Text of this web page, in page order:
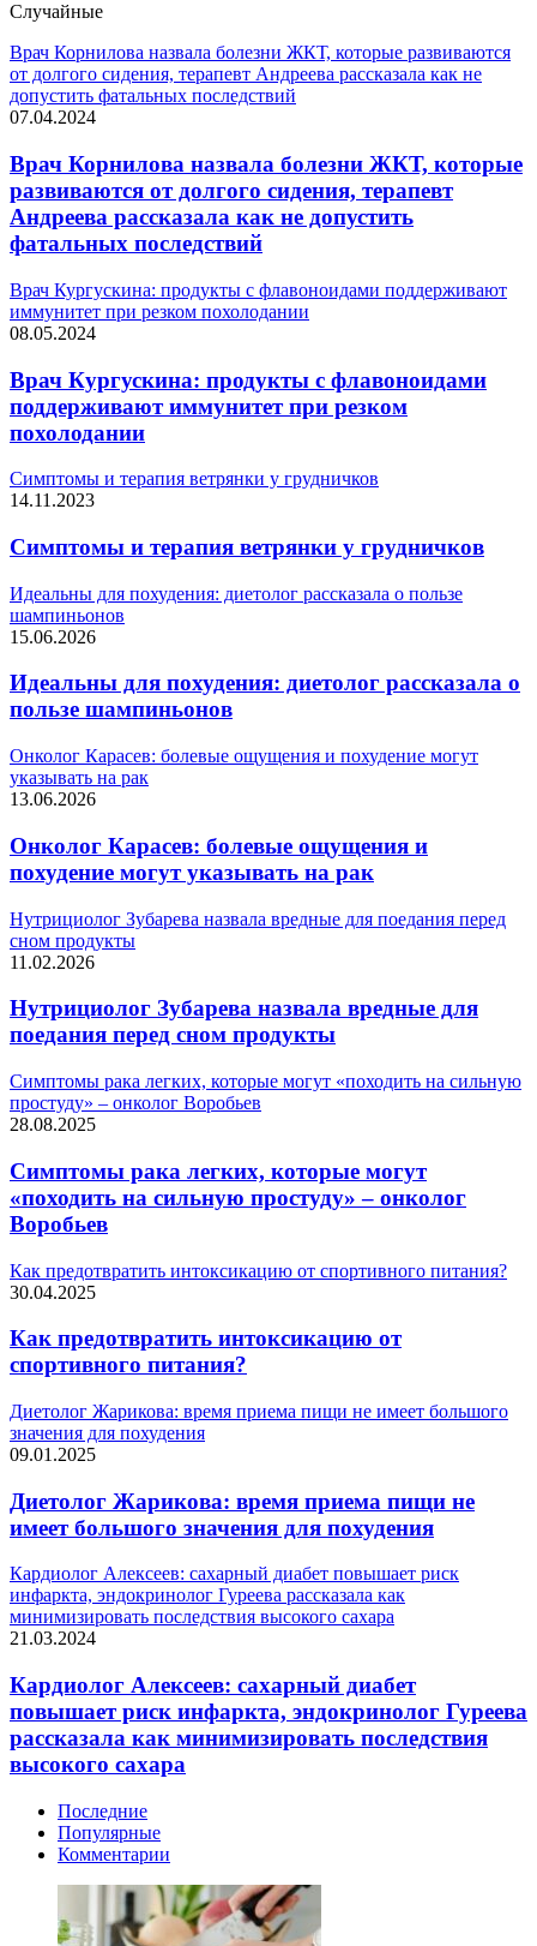
Случайные
Врач Корнилова назвала болезни ЖКТ, которые развиваются
от долгого сидения, терапевт Андреева рассказала как не
допустить фатальных последствий
07.04.2024
Врач Корнилова назвала болезни ЖКТ, которые
развиваются от долгого сидения, терапевт
Андреева рассказала как не допустить
фатальных последствий
Врач Кургускина: продукты с флавоноидами поддерживают
иммунитет при резком похолодании
08.05.2024
Врач Кургускина: продукты с флавоноидами
поддерживают иммунитет при резком
похолодании
Симптомы и терапия ветрянки у грудничков
14.11.2023
Симптомы и терапия ветрянки у грудничков
Идеальны для похудения: диетолог рассказала о пользе
шампиньонов
15.06.2026
Идеальны для похудения: диетолог рассказала о
пользе шампиньонов
Онколог Карасев: болевые ощущения и похудение могут
указывать на рак
13.06.2026
Онколог Карасев: болевые ощущения и
похудение могут указывать на рак
Нутрициолог Зубарева назвала вредные для поедания перед
сном продукты
11.02.2026
Нутрициолог Зубарева назвала вредные для
поедания перед сном продукты
Симптомы рака легких, которые могут «походить на сильную
простуду» – онколог Воробьев
28.08.2025
Симптомы рака легких, которые могут
«походить на сильную простуду» – онколог
Воробьев
Как предотвратить интоксикацию от спортивного питания?
30.04.2025
Как предотвратить интоксикацию от
спортивного питания?
Диетолог Жарикова: время приема пищи не имеет большого
значения для похудения
09.01.2025
Диетолог Жарикова: время приема пищи не
имеет большого значения для похудения
Кардиолог Алексеев: сахарный диабет повышает риск
инфаркта, эндокринолог Гуреева рассказала как
минимизировать последствия высокого сахара
21.03.2024
Кардиолог Алексеев: сахарный диабет
повышает риск инфаркта, эндокринолог Гуреева
рассказала как минимизировать последствия
высокого сахара
Последние
Популярные
Комментарии